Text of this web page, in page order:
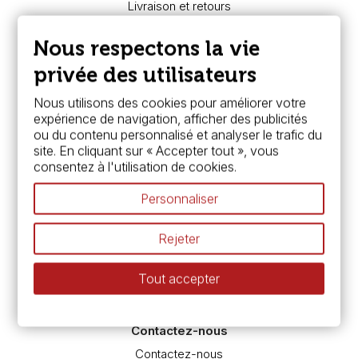
Livraison et retours
Paiement sécurisé
FAQ
Boutique à Angers
Services
Carte fidélité & avantages
Chèque cadeau, bon cadeaux
Devis & bon de commande
Pass culture - mode d'emploi
Nos promotions en cours
Espace conseils
L’aquarelle en tubes ou en godets ?
Le vocabulaire technique de l’aquarelle
Différence entre peinture Fine et Extra-fine
Préparer une toile pour peinture à l'huile et acrylique
Contactez-nous
Contactez-nous
Nous respectons la vie
privée des utilisateurs
Nous utilisons des cookies pour améliorer votre
expérience de navigation, afficher des publicités
ou du contenu personnalisé et analyser le trafic du
site. En cliquant sur « Accepter tout », vous
consentez à l'utilisation de cookies.
Personnaliser
Rejeter
Tout accepter